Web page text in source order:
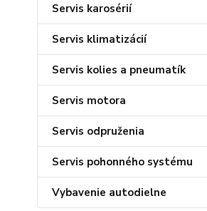
Servis karosérií
Servis klimatizácií
Servis kolies a pneumatík
Servis motora
Servis odpruženia
Servis pohonného systému
Vybavenie autodielne